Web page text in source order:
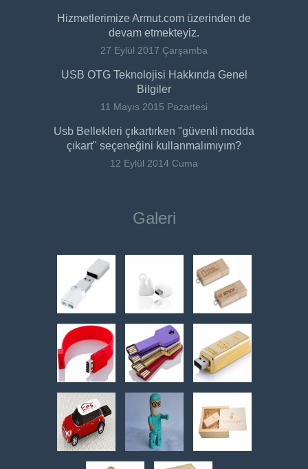
Hizmetlerimize Armut.com üzerinden de
devam etmekteyiz.
27 Eylül 2017 Çarşamba
USB OTG Teknolojisi Hakkında Genel
Bilgiler
11 Mayıs 2015 Pazartesi
Usb Bellekleri çıkartırken "güvenli modda
çıkart" seçeneğini kullanmalımıyım?
12 Eylül 2014 Cuma
Galeri